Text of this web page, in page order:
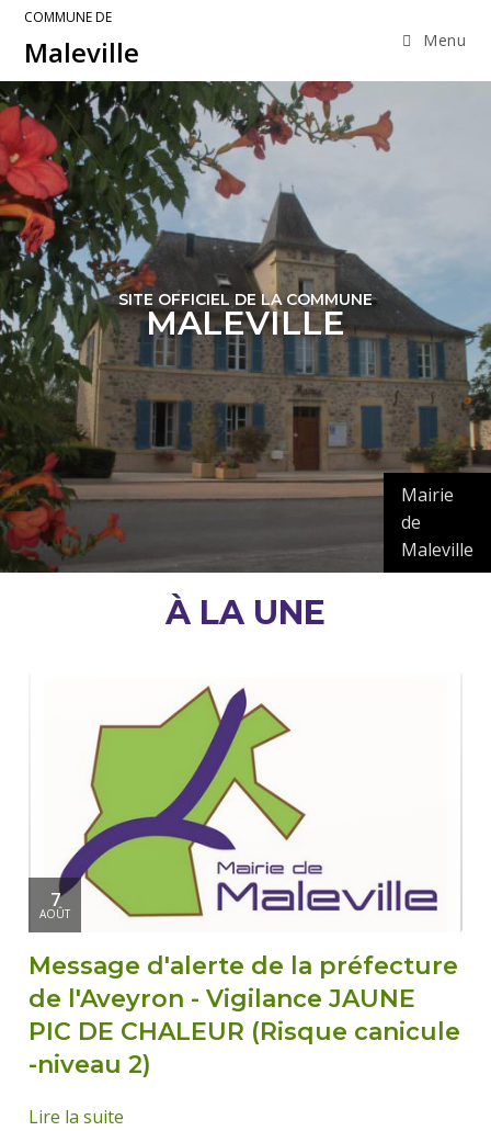
COMMUNE DE
Maleville Menu
Mairie
de
Maleville
SITE OFFICIEL DE LA COMMUNE
MALEVILLE
À LA UNE
7
AOÛT
Message d'alerte de la préfecture
de l'Aveyron - Vigilance JAUNE
PIC DE CHALEUR (Risque canicule
-niveau 2)
Lire la suite